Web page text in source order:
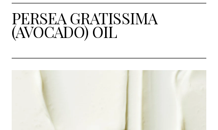
PERSEA GRATISSIMA
(AVOCADO) OIL